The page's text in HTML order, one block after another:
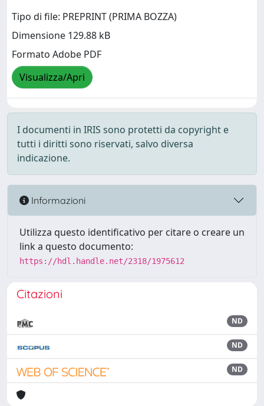
Tipo di file: PREPRINT (PRIMA BOZZA)
Dimensione 129.88 kB
Formato Adobe PDF
Visualizza/Apri
I documenti in IRIS sono protetti da copyright e
tutti i diritti sono riservati, salvo diversa
indicazione.
Informazioni
Utilizza questo identificativo per citare o creare un
link a questo documento:
https://hdl.handle.net/2318/1975612
Citazioni
ND
ND
ND